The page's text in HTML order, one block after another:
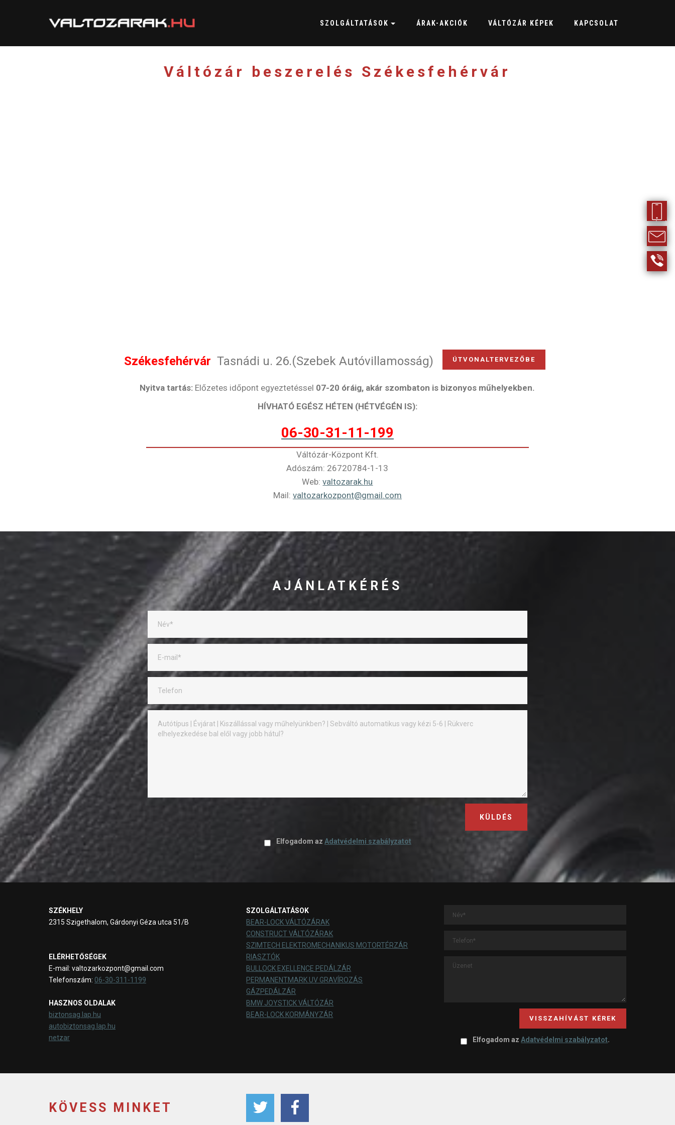
SZOLGÁLTATÁSOK ÁRAK-AKCIÓK VÁLTÓZÁR KÉPEK KAPCSOLAT
Váltózár beszerelés Székesfehérvár
Székesfehérvár Tasnádi u. 26.(Szebek Autóvillamosság) ÚTVONALTERVEZŐBE
Nyitva tartás: Előzetes időpont egyeztetéssel 07-20 óráig, akár szombaton is bizonyos műhelyekben.
HÍVHATÓ EGÉSZ HÉTEN (HÉTVÉGÉN IS):
06-30-31-11-199
Váltózár-Központ Kft.
Adószám: 26720784-1-13
Web:valtozarak.hu
Mail: valtozarkozpont@gmail.com
AJÁNLATKÉRÉS
KÜLDÉS
Elfogadom az Adatvédelmi szabályzatot
SZÉKHELY
2315 Szigethalom, Gárdonyi Géza utca 51/B
ELÉRHETŐSÉGEK
E-mail: valtozarkozpont@gmail.com
Telefonszám: 06-30-311-1199
HASZNOS OLDALAK
biztonsag.lap.hu
autobiztonsag.lap.hu
netzar
SZOLGÁLTATÁSOK
BEAR-LOCK VÁLTÓZÁRAK
CONSTRUCT VÁLTÓZÁRAK
SZIMTECH ELEKTROMECHANIKUS MOTORTÉRZÁR
RIASZTÓK
BULLOCK EXELLENCE PEDÁLZÁR
PERMANENTMARK UV GRAVÍROZÁS
GÁZPEDÁLZÁR
BMW JOYSTICK VÁLTÓZÁR
BEAR-LOCK KORMÁNYZÁR
VISSZAHÍVÁST KÉREK
Elfogadom azAdatvédelmi szabályzatot.
KÖVESS MINKET